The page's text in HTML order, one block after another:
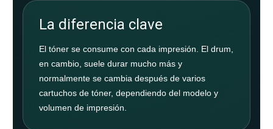
La diferencia clave
El tóner se consume con cada impresión. El drum,
en cambio, suele durar mucho más y
normalmente se cambia después de varios
cartuchos de tóner, dependiendo del modelo y
volumen de impresión.